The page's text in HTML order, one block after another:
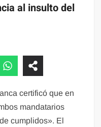
al insulto del
certificó que en
mandatarios
cumplidos». El